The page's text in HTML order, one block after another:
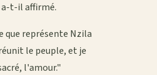
a-t-il affirmé.
que représente Nzila
le peuple, et je
l'amour."